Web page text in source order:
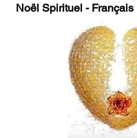
Noël Spirituel - Français